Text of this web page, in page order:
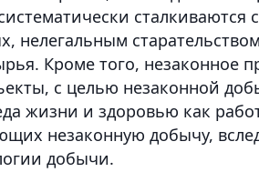
нелегальным
Кроме того, незаконное
с целью незаконной
жизни и здоровью как
незаконную добычу,
добычи.